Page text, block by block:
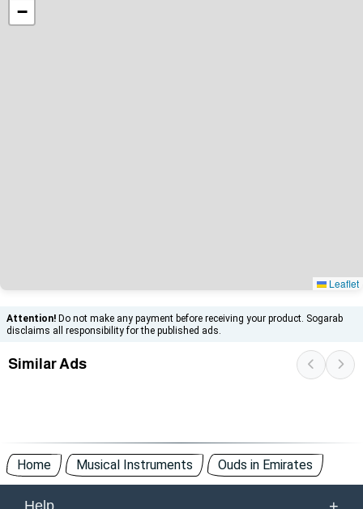
−
Leaflet
Attention! Do not make any payment before receiving your product. Sogarab
disclaims all responsibility for the published ads.
Similar Ads
Home Musical Instruments Ouds in Emirates
Help